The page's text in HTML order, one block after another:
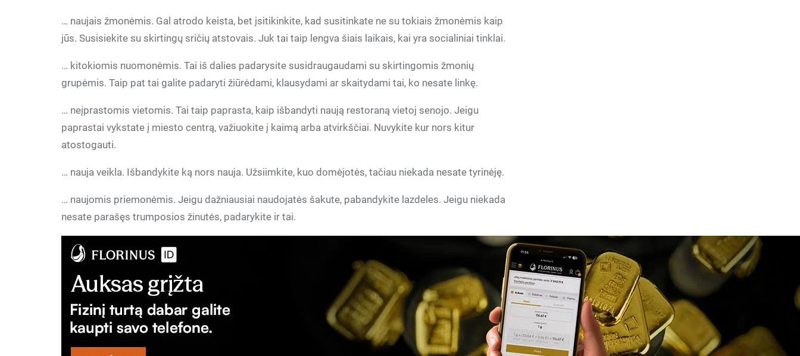
… naujais žmonėmis. Gal atrodo keista, bet įsitikinkite, kad susitinkate ne su tokiais žmonėmis kaip
jūs. Susisiekite su skirtingų sričių atstovais. Juk tai taip lengva šiais laikais, kai yra socialiniai tinklai.
… kitokiomis nuomonėmis. Tai iš dalies padarysite susidraugaudami su skirtingomis žmonių
grupėmis. Taip pat tai galite padaryti žiūrėdami, klausydami ar skaitydami tai, ko nesate linkę.
… neįprastomis vietomis. Tai taip paprasta, kaip išbandyti naują restoraną vietoj senojo. Jeigu
paprastai vykstate į miesto centrą, važiuokite į kaimą arba atvirkščiai. Nuvykite kur nors kitur
atostogauti.
… nauja veikla. Išbandykite ką nors nauja. Užsiimkite, kuo domėjotės, tačiau niekada nesate tyrinėję.
… naujomis priemonėmis. Jeigu dažniausiai naudojatės šakute, pabandykite lazdeles. Jeigu niekada
nesate parašęs trumposios žinutės, padarykite ir tai.